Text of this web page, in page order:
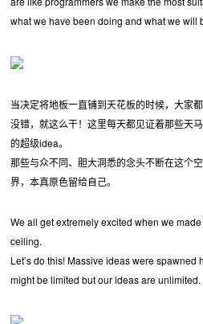
what we have been doing and what we will
当决定将地板一直铺到天花板的时候，大家都
没错，就这么干！这里每天都见证着那些天
的超级idea。
那些与众不同、胆大洞悉的念头不断在这个
界，本真原色留给自己。
We all get extremely excited when we
ceiling.
Let’s do this! Massive ideas were spawned
might be limited but our ideas are unlimited.